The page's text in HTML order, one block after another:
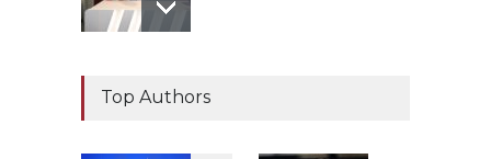
Top Authors